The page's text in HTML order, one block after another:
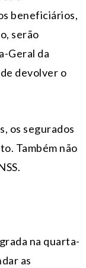
beneficiários,
serão
Geral da
devolver o
os segurados
Também não
na quarta-
as